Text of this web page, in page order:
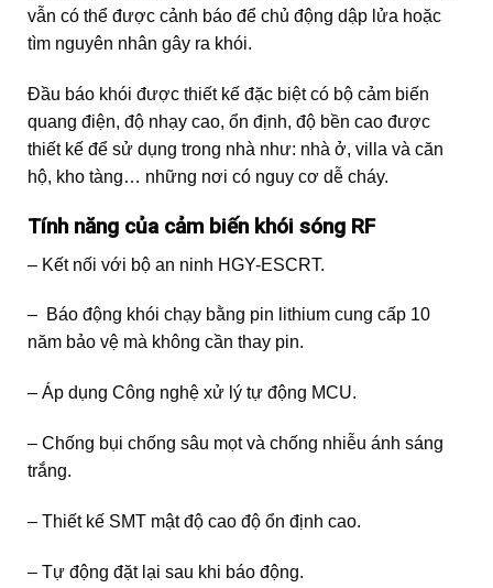
vẫn có thể được cảnh báo để chủ động dập lửa hoặc
tìm nguyên nhân gây ra khói.
Đầu báo khói được thiết kế đặc biệt có bộ cảm biến
quang điện, độ nhạy cao, ổn định, độ bền cao được
thiết kế để sử dụng trong nhà như: nhà ở, villa và căn
hộ, kho tàng… những nơi có nguy cơ dễ cháy.
Tính năng của cảm biến khói sóng RF
– Kết nối với bộ an ninh HGY-ESCRT.
– Báo động khói chạy bằng pin lithium cung cấp 10
năm bảo vệ mà không cần thay pin.
– Áp dụng Công nghệ xử lý tự động MCU.
– Chống bụi chống sâu mọt và chống nhiễu ánh sáng
trắng.
– Thiết kế SMT mật độ cao độ ổn định cao.
– Tự động đặt lại sau khi báo động.